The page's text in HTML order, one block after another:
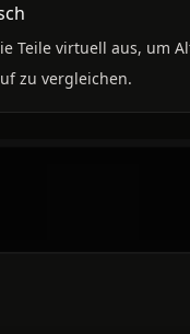
Teile virtuell aus, um
zu vergleichen.